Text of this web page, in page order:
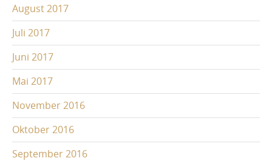
August 2017
Juli 2017
Juni 2017
Mai 2017
November 2016
Oktober 2016
September 2016